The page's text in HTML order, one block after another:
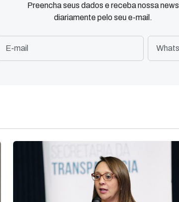
Preencha seus dados e receba nossa news
diariamente pelo seu e-mail.